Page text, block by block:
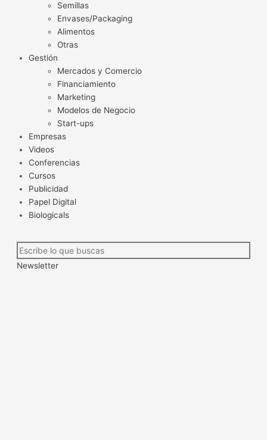
Semillas
Envases/Packaging
Alimentos
Otras
Gestión
Mercados y Comercio
Financiamiento
Marketing
Modelos de Negocio
Start-ups
Empresas
Videos
Conferencias
Cursos
Publicidad
Papel Digital
Biologicals
Newsletter